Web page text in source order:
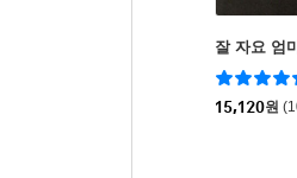
잘 자요 엄
15,120원